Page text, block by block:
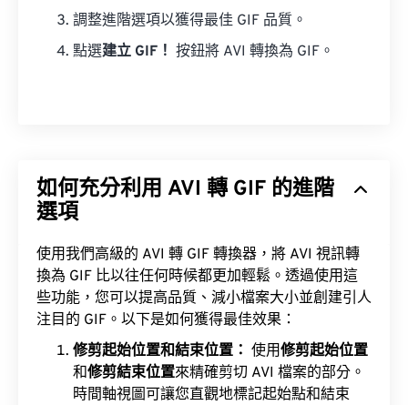
調整進階選項以獲得最佳 GIF 品質。
點選建立 GIF！ 按鈕將 AVI 轉換為 GIF。
如何充分利用 AVI 轉 GIF 的進階
選項
使用我們高級的 AVI 轉 GIF 轉換器，將 AVI 視訊轉
換為 GIF 比以往任何時候都更加輕鬆。透過使用這
些功能，您可以提高品質、減小檔案大小並創建引人
注目的 GIF。以下是如何獲得最佳效果：
修剪起始位置和結束位置： 使用修剪起始位置
和修剪結束位置來精確剪切 AVI 檔案的部分。
時間軸視圖可讓您直觀地標記起始點和結束